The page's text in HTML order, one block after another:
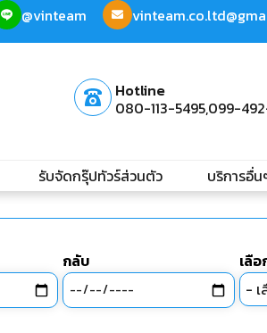
@vinteam
Hotline
080-113-5495,099-
รับจัดกรุ๊ปทัวร์ส่วนตัว บริการอื่น
กลับ
เลื